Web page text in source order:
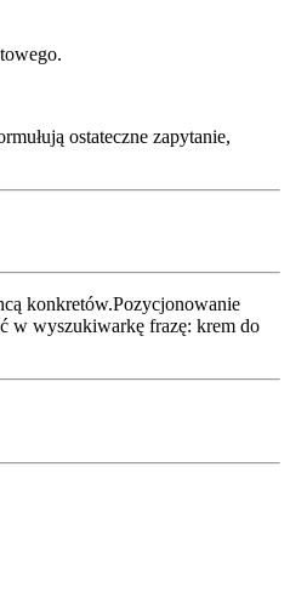
ostateczne zapytanie,
konkretów.Pozycjonowanie
w wyszukiwarkę frazę: krem do